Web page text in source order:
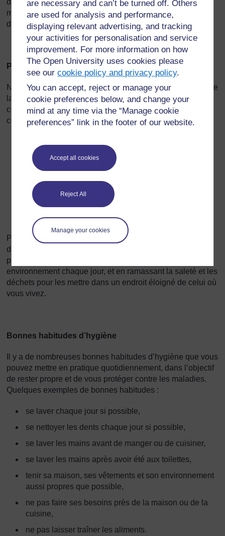
are necessary and can’t be turned off. Others
are used for analysis and performance,
displaying relevant advertising, and tracking
your activities for personalisation and service
improvement. For more information on how
The Open University uses cookies please
see ourcookie policy and privacy policy.
You can accept, reject or manage your
cookie preferences below, and change your
mind at any time via the “Manage cookie
preferences” link in the footer of our website.
Accept all cookies
Reject All
Manage your cookies
de garder les aliments hors de la portée des animaux. La
meilleure solution est de les conserver dans une boîte ou
dans un récipient.
Pourquoi devons-nous nettoyer notre environnement
Nous nettoyons notre environnement pour nous protéger de
la saleté et des maladies. On peut tomber malade par un
contact avec de nombreuses choses différentes. Celles-ci
comprennent :
des aliments pourris,
des déchets,
des déjections animales ou humaines,
des produits chimiques,
des vêtements sales.
Pour cette raison, il est nécessaire d’éloigner ces choses
des endroits où nous vivons, mangeons ou dormons. Vous
pouvez y parvenir facilement en nettoyant votre
environnement chaque jour, et en ramassant la saleté et les
déchets pour les mettre dans un endroit éloigné de celui où
vous vivez.
Bonnes habitudes d’hygiène
Il y a de nombreuses bonnes habitudes d’hygiène que vous
pouvez mettre en pratique quotidiennement, dans l’objectif
de rester propre et de vous protéger contre les maladies.
Quelques exemples de bonnes habitudes :
se laver chaque jour si possible,
se nettoyer les dents chaque jour si possible,
se laver les mains avant de manger ou de cuisiner,
se laver les mains après avoir été aux toilettes,
tenir sa maison, ses vêtements et son environnement
aussi propres que possible,
ne pas faire ses besoins près de la maison ou de la
cuisine,
ne pas laisser traîner les aliments.